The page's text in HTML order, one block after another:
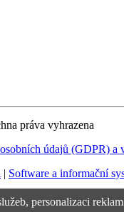
práva vyhrazena
údajů (GDPR)
| Software a informační
personalizaci